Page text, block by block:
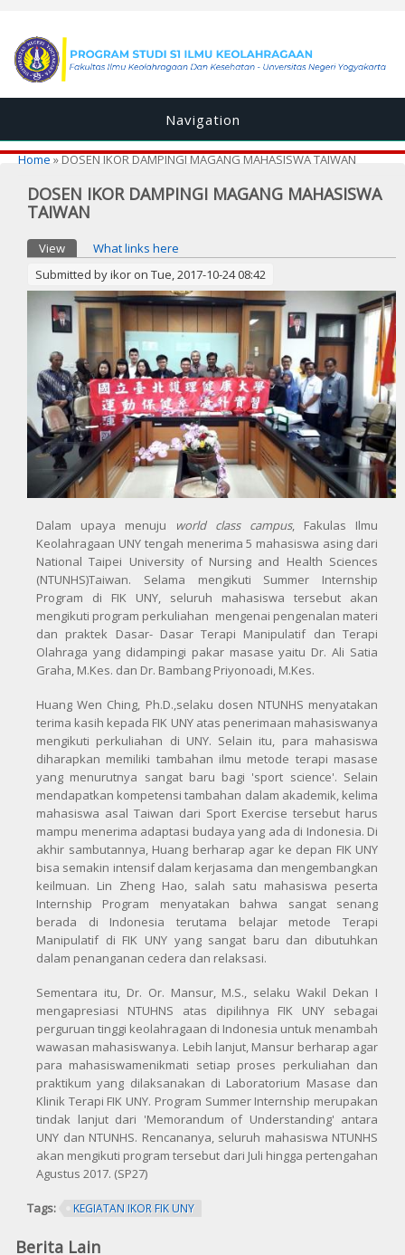
Navigation
You are here
Home» DOSEN IKOR DAMPINGI MAGANG MAHASISWA TAIWAN
DOSEN IKOR DAMPINGI MAGANG MAHASISWA
TAIWAN
Primary tabs
View (active tab)
What links here
Submitted byikor on Tue, 2017-10-24 08:42
Dalam upaya menuju world class campus, Fakulas Ilmu
Keolahragaan UNY tengah menerima 5 mahasiswa asing dari
National Taipei University of Nursing and Health Sciences
(NTUNHS)Taiwan. Selama mengikuti Summer Internship
Program di FIK UNY, seluruh mahasiswa tersebut akan
mengikuti program perkuliahan mengenai pengenalan materi
dan praktek Dasar- Dasar Terapi Manipulatif dan Terapi
Olahraga yang didampingi pakar masase yaitu Dr. Ali Satia
Graha, M.Kes. dan Dr. Bambang Priyonoadi, M.Kes.
Huang Wen Ching, Ph.D.,selaku dosen NTUNHS menyatakan
terima kasih kepada FIK UNY atas penerimaan mahasiswanya
mengikuti perkuliahan di UNY. Selain itu, para mahasiswa
diharapkan memiliki tambahan ilmu metode terapi masase
yang menurutnya sangat baru bagi 'sport science'. Selain
mendapatkan kompetensi tambahan dalam akademik, kelima
mahasiswa asal Taiwan dari Sport Exercise tersebut harus
mampu menerima adaptasi budaya yang ada di Indonesia. Di
akhir sambutannya, Huang berharap agar ke depan FIK UNY
bisa semakin intensif dalam kerjasama dan mengembangkan
keilmuan. Lin Zheng Hao, salah satu mahasiswa peserta
Internship Program menyatakan bahwa sangat senang
berada di Indonesia terutama belajar metode Terapi
Manipulatif di FIK UNY yang sangat baru dan dibutuhkan
dalam penanganan cedera dan relaksasi.
Sementara itu, Dr. Or. Mansur, M.S., selaku Wakil Dekan I
mengapresiasi NTUHNS atas dipilihnya FIK UNY sebagai
perguruan tinggi keolahragaan di Indonesia untuk menambah
wawasan mahasiswanya. Lebih lanjut, Mansur berharap agar
para mahasiswamenikmati setiap proses perkuliahan dan
praktikum yang dilaksanakan di Laboratorium Masase dan
Klinik Terapi FIK UNY. Program Summer Internship merupakan
tindak lanjut dari 'Memorandum of Understanding' antara
UNY dan NTUNHS. Rencananya, seluruh mahasiswa NTUNHS
akan mengikuti program tersebut dari Juli hingga pertengahan
Agustus 2017. (SP27)
Tags: KEGIATAN IKOR FIK UNY
Berita Lain